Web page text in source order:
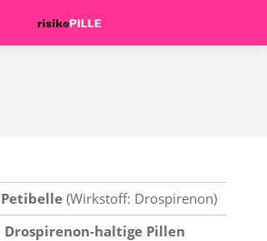
Petibelle (Wirkstoff: Drospirenon)
Drospirenon-haltige Pillen